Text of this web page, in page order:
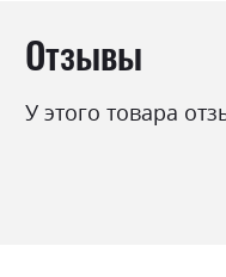
Стиль
Отзывы
У этого товара